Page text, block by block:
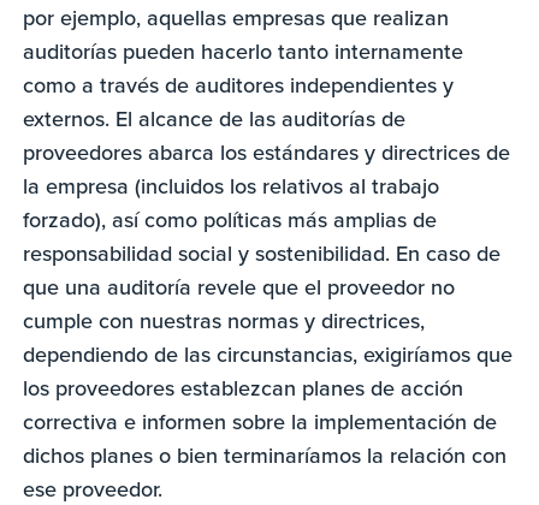
por ejemplo, aquellas empresas que realizan
auditorías pueden hacerlo tanto internamente
como a través de auditores independientes y
externos. El alcance de las auditorías de
proveedores abarca los estándares y directrices de
la empresa (incluidos los relativos al trabajo
forzado), así como políticas más amplias de
responsabilidad social y sostenibilidad. En caso de
que una auditoría revele que el proveedor no
cumple con nuestras normas y directrices,
dependiendo de las circunstancias, exigiríamos que
los proveedores establezcan planes de acción
correctiva e informen sobre la implementación de
dichos planes o bien terminaríamos la relación con
ese proveedor.